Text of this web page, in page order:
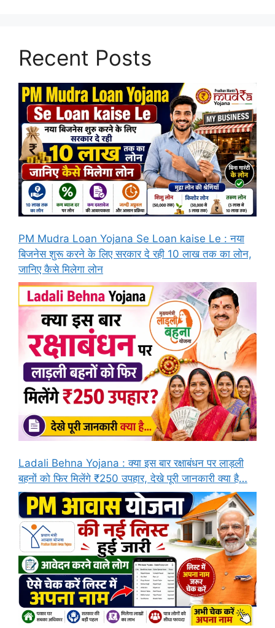
Recent Posts
PM Mudra Loan Yojana Se Loan kaise Le : नया
बिजनेस शुरू करने के लिए सरकार दे रही 10 लाख तक का लोन,
जानिए कैसे मिलेगा लोन
Ladali Behna Yojana : क्या इस बार रक्षाबंधन पर लाड़ली
बहनों को फिर मिलेंगे ₹250 उपहार, देखे पूरी जानकारी क्या है…